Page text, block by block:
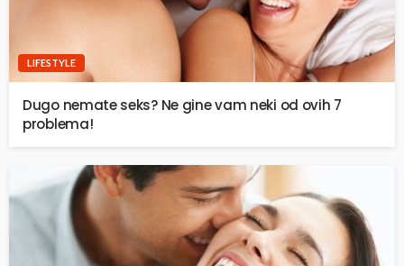
LIFESTYLE
Dugo nemate seks? Ne gine vam neki od ovih 7
problema!